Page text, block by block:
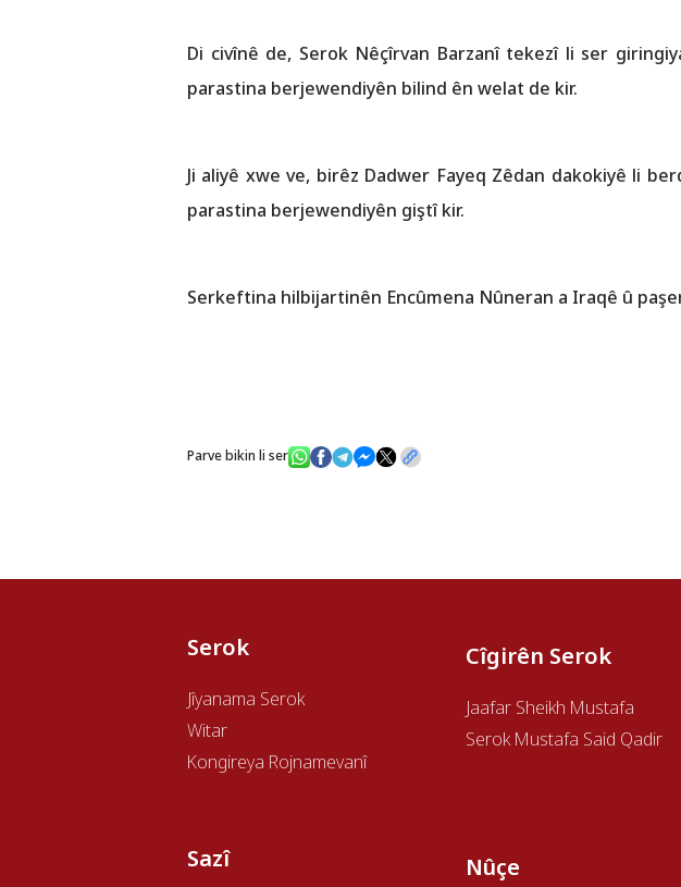
Di civînê de, Serok Nêçîrvan Barzanî tekezî li ser
parastina berjewendiyên bilind ên welat de kir.
Ji aliyê xwe ve, birêz Dadwer Fayeq Zêdan dakokiyê li
parastina berjewendiyên giştî kir.
Serkeftina hilbijartinên Encûmena Nûneran a Iraqê û
Parve bikin li ser
Serok
Jîyanama Serok
Witar
Kongireya Rojnamevanî
Sazî
Cîgirên Serok
Jaafar Sheikh Mustafa
Serok Mustafa Said Qadir
Nûçe